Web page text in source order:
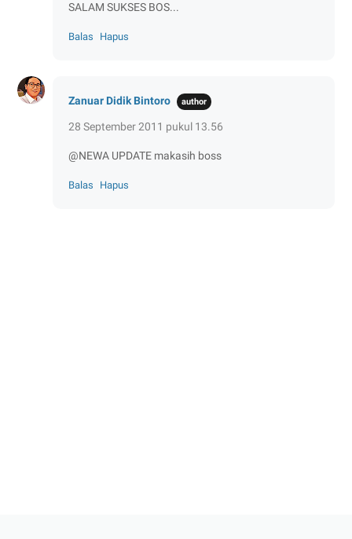
SALAM SUKSES BOS...
Balas Hapus
Zanuar Didik Bintoro
28 September 2011 pukul 13.56
@NEWA UPDATE makasih boss
Balas Hapus